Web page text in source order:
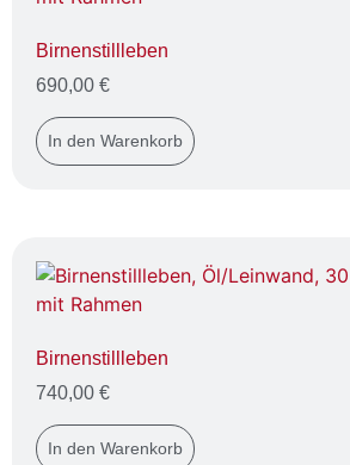
Birnenstillleben
690,00 €
In den Warenkorb
Birnenstillleben
740,00 €
In den Warenkorb